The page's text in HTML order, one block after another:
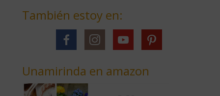
También estoy en:
Unamirinda en amazon